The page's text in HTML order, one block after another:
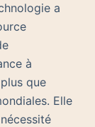
a
à
que
Elle